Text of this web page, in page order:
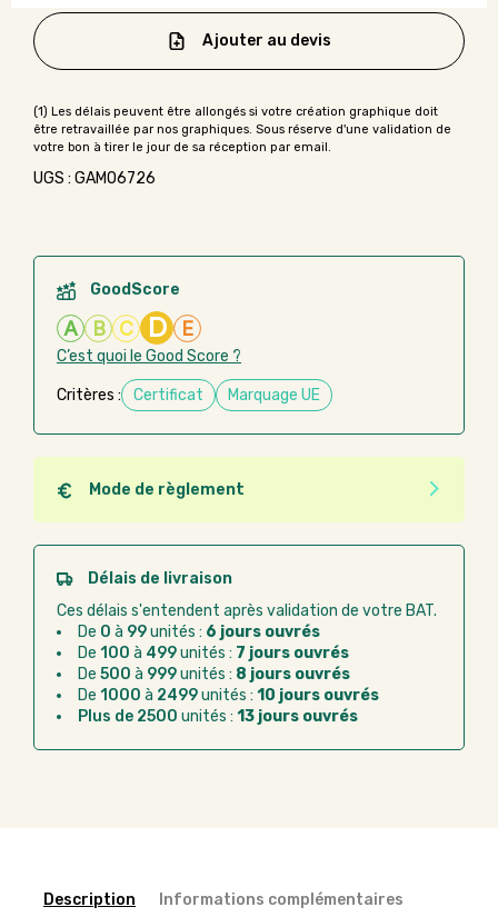
Ajouter au devis
UGS : GAMO6726
GoodScore
A B C D E
C’est quoi le Good Score ?
Critères : Certificat Marquage UE
Mode de règlement
Quel que soit le mode de règlement, vous pouvez
passer commande en ligne sur Good Act.
Paiement CB :paiement sécurisé par carte
Virement bancaire :règlement sur facture
après la commande
Chorus Pro :règlement par mandat
administratif après la commande
Délais de livraison
Ces délais s'entendent après validation de votre BAT.
De 0 à 99unités : 6 jours ouvrés
De 100 à 499unités : 7 jours ouvrés
De 500 à 999unités : 8 jours ouvrés
De 1000 à 2499unités : 10 jours ouvrés
Plus de 2500 unités : 13 jours ouvrés
Description Informations complémentaires